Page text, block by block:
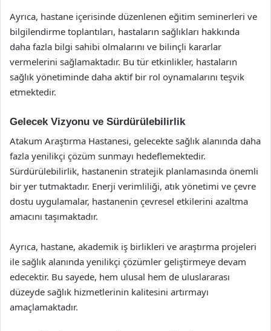
Ayrıca, hastane içerisinde düzenlenen eğitim seminerleri ve
bilgilendirme toplantıları, hastaların sağlıkları hakkında
daha fazla bilgi sahibi olmalarını ve bilinçli kararlar
vermelerini sağlamaktadır. Bu tür etkinlikler, hastaların
sağlık yönetiminde daha aktif bir rol oynamalarını teşvik
etmektedir.
Gelecek Vizyonu ve Sürdürülebilirlik
Atakum Araştırma Hastanesi, gelecekte sağlık alanında daha
fazla yenilikçi çözüm sunmayı hedeflemektedir.
Sürdürülebilirlik, hastanenin stratejik planlamasında önemli
bir yer tutmaktadır. Enerji verimliliği, atık yönetimi ve çevre
dostu uygulamalar, hastanenin çevresel etkilerini azaltma
amacını taşımaktadır.
Ayrıca, hastane, akademik iş birlikleri ve araştırma projeleri
ile sağlık alanında yenilikçi çözümler geliştirmeye devam
edecektir. Bu sayede, hem ulusal hem de uluslararası
düzeyde sağlık hizmetlerinin kalitesini artırmayı
amaçlamaktadır.